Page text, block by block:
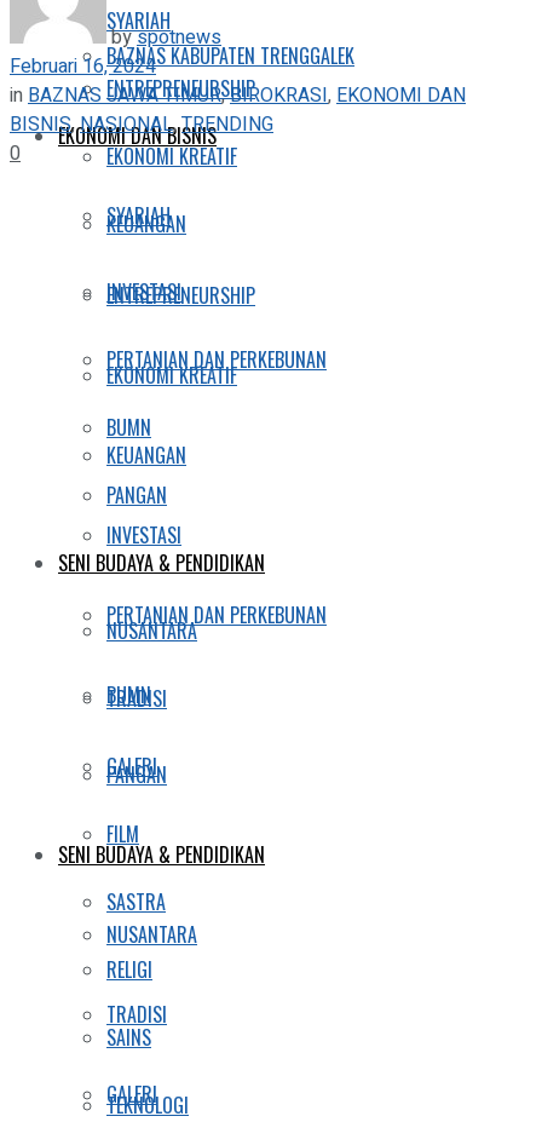
SYARIAH
ENTREPRENEURSHIP
EKONOMI KREATIF
KEUANGAN
INVESTASI
PERTANIAN DAN PERKEBUNAN
BUMN
PANGAN
SENI BUDAYA & PENDIDIKAN
NUSANTARA
TRADISI
GALERI
FILM
SASTRA
RELIGI
SAINS
TEKNOLOGI
BAZNAS KABUPATEN TRENGGALEK
EKONOMI DAN BISNIS
SYARIAH
ENTREPRENEURSHIP
EKONOMI KREATIF
KEUANGAN
INVESTASI
PERTANIAN DAN PERKEBUNAN
BUMN
PANGAN
SENI BUDAYA & PENDIDIKAN
NUSANTARA
TRADISI
GALERI
byspotnews
Februari 16, 2024
in BAZNAS JAWA TIMUR,BIROKRASI, EKONOMI DAN
BISNIS,NASIONAL,TRENDING
0